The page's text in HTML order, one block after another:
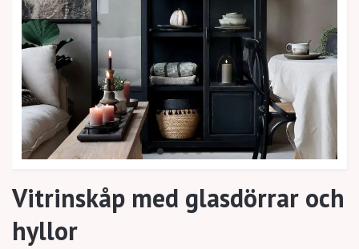
Vitrinskåp med glasdörrar och
hyllor